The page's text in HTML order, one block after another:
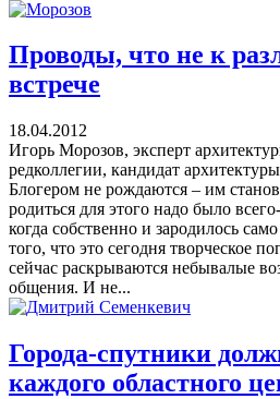
Проводы, что не к
встрече
18.04.2012
Игорь Морозов, эксперт
редколлегии, кандидат
Блогером не рождаются – им
родиться для этого надо было
когда собственно и зародилось
того, что это сегодня творческое
сейчас раскрываются небывалые
общения. И не...
Города-спутники
каждого областного